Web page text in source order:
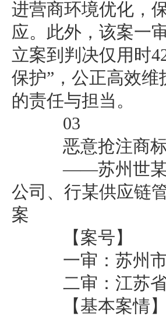
进营商环境优化，
应。此外，该案一
立案到判决仅用时
保护”，公正高效
的责任与担当。
03
恶意抢注商标
——苏州世某防
公司、行某供应链
案
【案号】
一审：苏州市
二审：江苏省
【基本案情】